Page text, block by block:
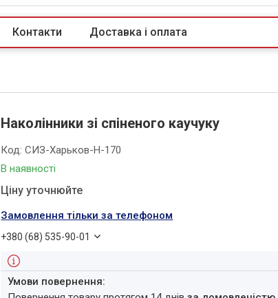
Контакти Доставка і оплата
Наколінники зі спіненого каучуку
В наявності
Код:СИЗ-Харьков-Н-170
Ціну уточнюйте
Замовлення тільки за телефоном
+380 (68) 535-90-01